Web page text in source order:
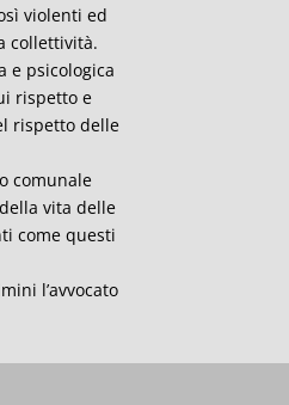
violenti ed
collettività.
e psicologica
rispetto e
rispetto delle
comunale
vita delle
come questi
l’avvocato